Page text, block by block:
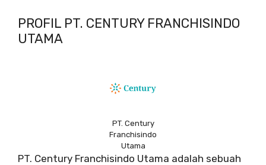
PROFIL PT. CENTURY FRANCHISINDO
UTAMA
PT. Century
Franchisindo
Utama
PT. Century Franchisindo Utama adalah sebuah